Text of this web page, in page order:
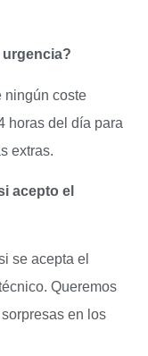
urgencia?
ningún coste
horas del día para
extras.
acepto el
se acepta el
Queremos
en los